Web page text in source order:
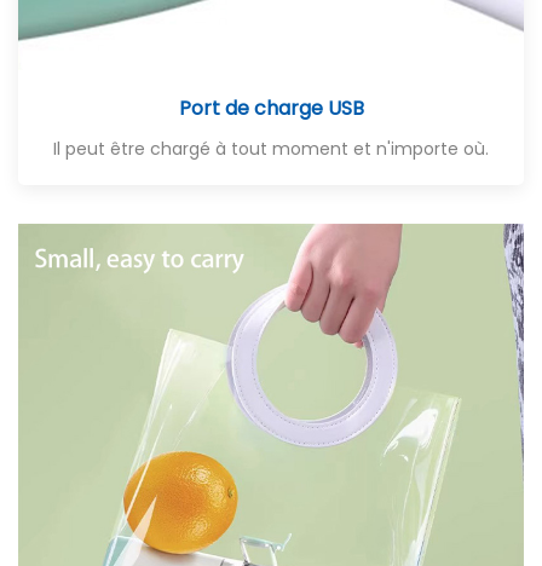
Port de charge USB
Il peut être chargé à tout moment et n'importe où.